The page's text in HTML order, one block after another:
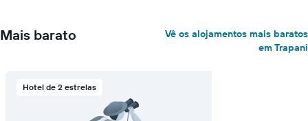
Mais barato
Vê os alojamentos mais baratos
em Trapani
Hotel de 2 estrelas